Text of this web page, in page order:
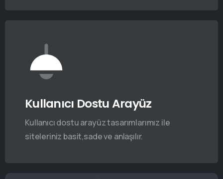
Kullanıcı Dostu Arayüz
Kullanıcı dostu arayüz tasarımlarımız ile
siteleriniz basit,sade ve anlaşılır.